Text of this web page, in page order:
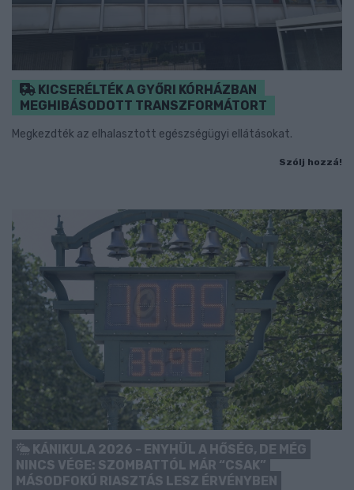
KICSERÉLTÉK A GYŐRI KÓRHÁZBAN
MEGHIBÁSODOTT TRANSZFORMÁTORT
Megkezdték az elhalasztott egészségügyi ellátásokat.
Szólj hozzá!
KÁNIKULA 2026 - ENYHÜL A HŐSÉG, DE MÉG
NINCS VÉGE: SZOMBATTÓL MÁR “CSAK”
MÁSODFOKÚ RIASZTÁS LESZ ÉRVÉNYBEN